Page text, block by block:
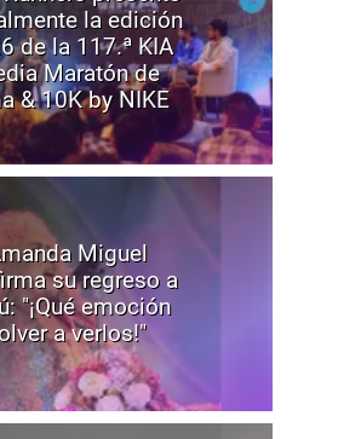
la edición
de la 117.ª KIA
Maratón de
& 10K by NIKE
Miguel
su regreso a
"¡Qué emoción
a verlos!"